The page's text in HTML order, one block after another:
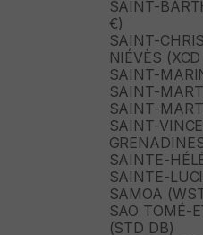
SAINT-
€)
SAINT-
NIÉVÈS
SAINT-
SAINT-
SAINT-
SAINT-
SAINTE-
SAINTE-
SAMOA
SAO TOMÉ-
(STD DB)